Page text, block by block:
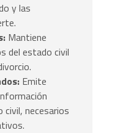
y las
Mantiene
del estado civil
Emite
civil, necesarios